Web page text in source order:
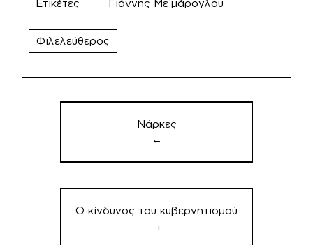
Ετικέτες Γιάννης Μεϊμάρογλου
Φιλελεύθερος
Πλοήγηση
Νάρκες
←
Ο κίνδυνος του κυβερνητισμού
→